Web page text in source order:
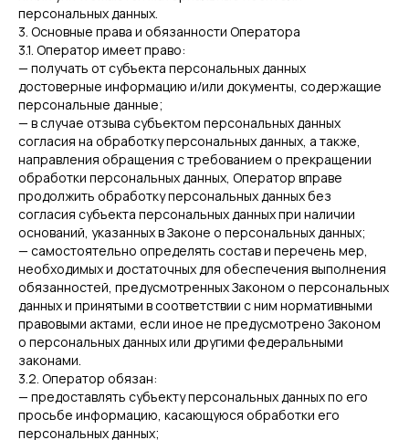
персональных данных.
3. Основные права и обязанности Оператора
3.1. Оператор имеет право:
— получать от субъекта персональных данных
достоверные информацию и/или документы, содержащие
персональные данные;
— в случае отзыва субъектом персональных данных
согласия на обработку персональных данных, а также,
направления обращения с требованием о прекращении
обработки персональных данных, Оператор вправе
продолжить обработку персональных данных без
согласия субъекта персональных данных при наличии
оснований, указанных в Законе о персональных данных;
— самостоятельно определять состав и перечень мер,
необходимых и достаточных для обеспечения выполнения
обязанностей, предусмотренных Законом о персональных
данных и принятыми в соответствии с ним нормативными
правовыми актами, если иное не предусмотрено Законом
о персональных данных или другими федеральными
законами.
3.2. Оператор обязан:
— предоставлять субъекту персональных данных по его
просьбе информацию, касающуюся обработки его
персональных данных;